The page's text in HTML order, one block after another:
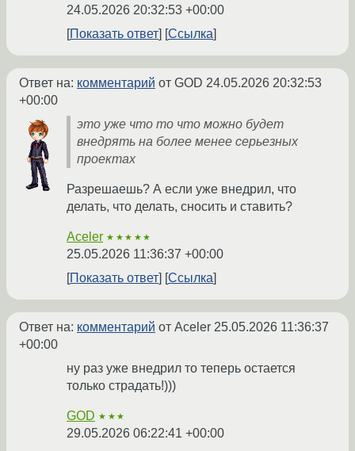
24.05.2026 20:32:53 +00:00
Показать ответ
Ссылка
Ответ на: комментарий от GOD 24.05.2026 20:32:53
+00:00
это уже что то что можно будет
внедрять на более менее серьезных
проектах
Разрешаешь? А если уже внедрил, что
делать, что делать, сносить и ставить?
Aceler ★★★★★
25.05.2026 11:36:37 +00:00
Показать ответ
Ссылка
Ответ на: комментарий от Aceler 25.05.2026 11:36:37
+00:00
ну раз уже внедрил то теперь остается
только страдать!)))
GOD ★★★
29.05.2026 06:22:41 +00:00